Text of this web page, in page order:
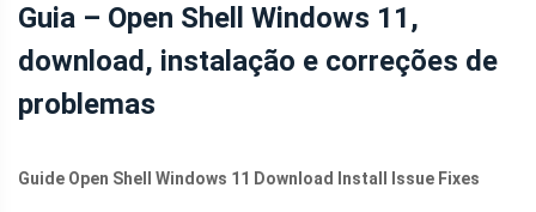
Guia – Open Shell Windows 11,
download, instalação e correções de
problemas
Guide Open Shell Windows 11 Download Install Issue Fixes